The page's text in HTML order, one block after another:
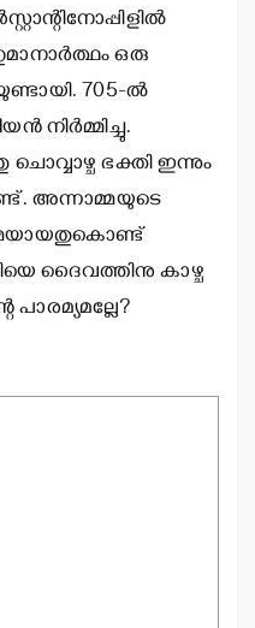
ഒരു
705-ല്‍
നിര്‍മ്മിച്ചു.
ഭക്തി ഇന്നും
അന്നാമ്മയുടെ
ദൈവത്തിനു കാഴ്ച